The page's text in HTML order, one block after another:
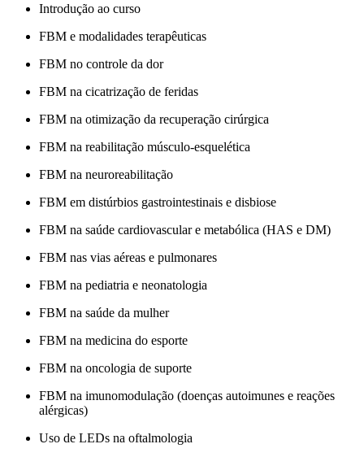
Introdução ao curso
FBM e modalidades terapêuticas
FBM no controle da dor
FBM na cicatrização de feridas
FBM na otimização da recuperação cirúrgica
FBM na reabilitação músculo-esquelética
FBM na neuroreabilitação
FBM em distúrbios gastrointestinais e disbiose
FBM na saúde cardiovascular e metabólica (HAS e DM)
FBM nas vias aéreas e pulmonares
FBM na pediatria e neonatologia
FBM na saúde da mulher
FBM na medicina do esporte
FBM na oncologia de suporte
FBM na imunomodulação (doenças autoimunes e reações
alérgicas)
Uso de LEDs na oftalmologia